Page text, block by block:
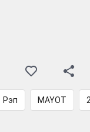
Рэп MAYOT